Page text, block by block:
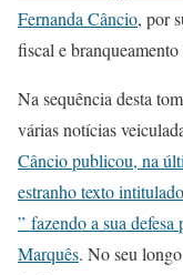
Fernanda Câncio, por
fiscal e
Na sequência desta
várias notícias
Câncio publicou, na
estranho texto
” fazendo a sua
Marquês. No seu